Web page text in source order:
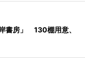
書房」 130棚用意、